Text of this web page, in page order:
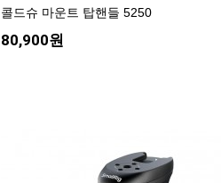
콜드슈 마운트 탑핸들 5250
80,900원